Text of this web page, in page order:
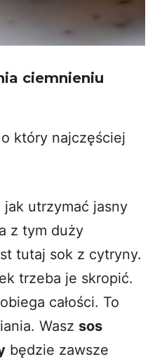
ciemnieniu
który najczęściej
utrzymać jasny
z tym duży
tutaj sok z cytryny.
trzeba je skropić.
całości. To
Wasz sos
będzie zawsze